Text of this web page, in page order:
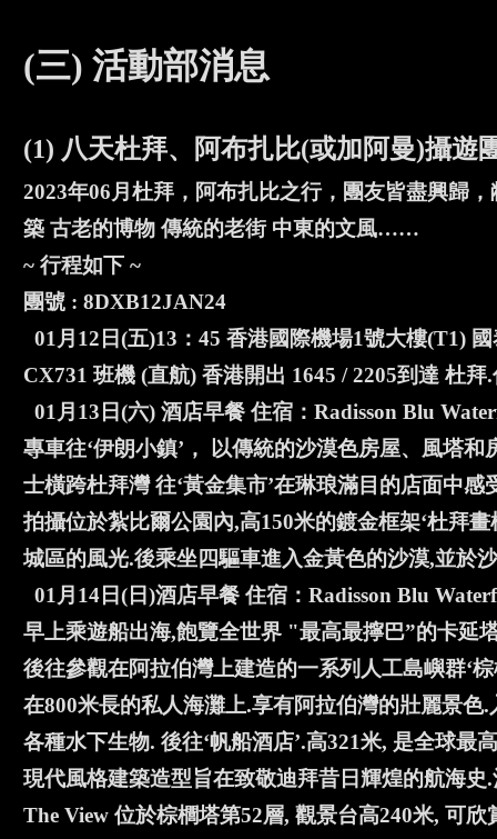
(三) 活動部消息
(1) 八天杜拜、阿布扎比(或加阿曼)攝遊
2023年06月杜拜，阿布扎比之行，團友皆盡興
築 古老的博物 傳統的老街 中東的文風……
~ 行程如下 ~
團號 : 8DXB12JAN24
01月12日(五)13：45 香港國際機場1號大樓(T1)
CX731 班機 (直航) 香港開出 1645 / 2205到達 杜
01月13日(六) 酒店早餐 住宿：Radisson Blu
專車往‘伊朗小鎮’， 以傳統的沙漠色房屋、風塔
士橫跨杜拜灣 往‘黃金集市’在琳琅滿目的店面中
拍攝位於紮比爾公園內,高150米的鍍金框架‘杜拜
城區的風光.後乘坐四驅車進入金黃色的沙漠,並於
01月14日(日)酒店早餐 住宿：Radisson Blu
早上乘遊船出海,飽覽全世界 "最高最擰巴”的卡延
後往參觀在阿拉伯灣上建造的一系列人工島嶼群‘
在800米長的私人海灘上.享有阿拉伯灣的壯麗景
各種水下生物. 後往‘帆船酒店’.高321米, 是全球
現代風格建築造型旨在致敬迪拜昔日輝煌的航海
The View 位於棕櫚塔第52層, 觀景台高240米, 可